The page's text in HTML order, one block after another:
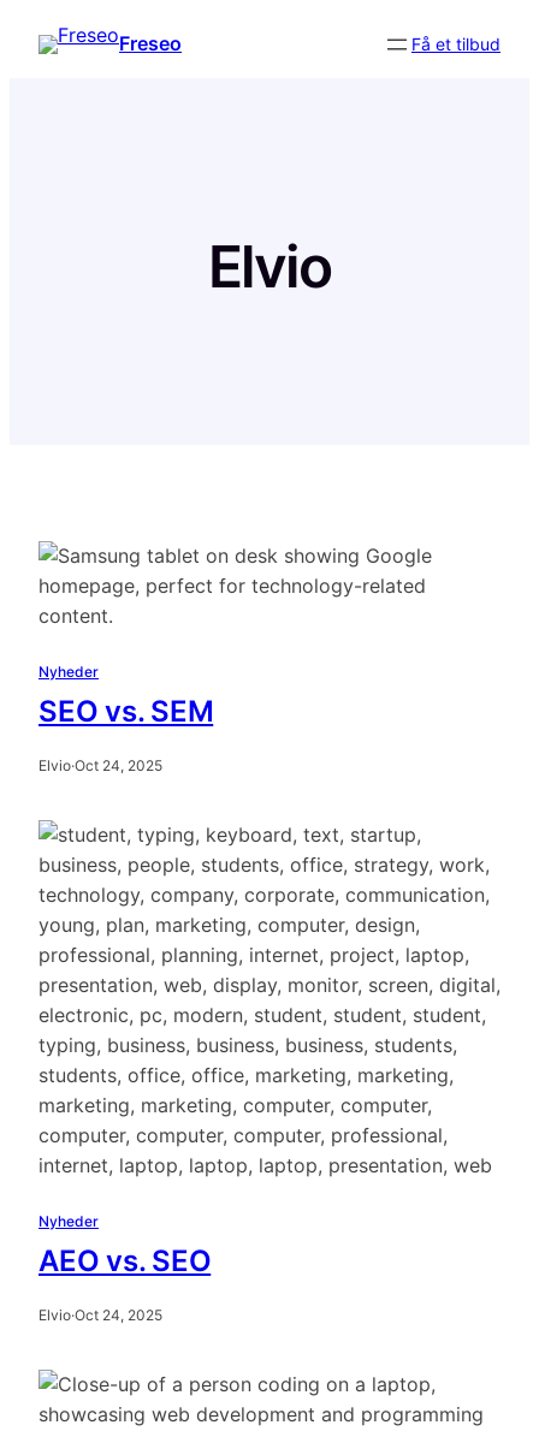
Freseo Få et tilbud
Elvio
Nyheder
SEO vs. SEM
Elvio·Oct 24, 2025
Nyheder
AEO vs. SEO
Elvio·Oct 24, 2025